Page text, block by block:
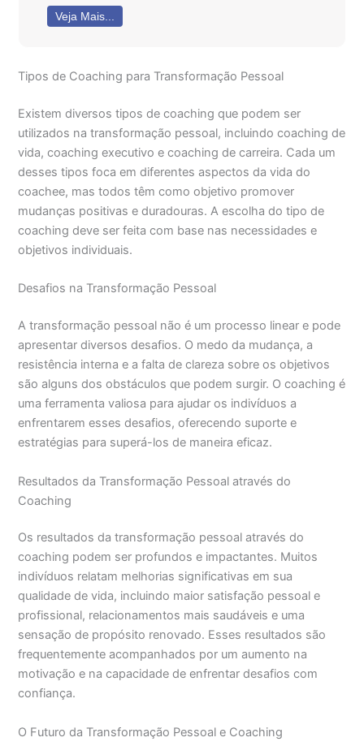
Veja Mais...
Tipos de Coaching para Transformação Pessoal
Existem diversos tipos de coaching que podem ser
utilizados na transformação pessoal, incluindo coaching de
vida, coaching executivo e coaching de carreira. Cada um
desses tipos foca em diferentes aspectos da vida do
coachee, mas todos têm como objetivo promover
mudanças positivas e duradouras. A escolha do tipo de
coaching deve ser feita com base nas necessidades e
objetivos individuais.
Desafios na Transformação Pessoal
A transformação pessoal não é um processo linear e pode
apresentar diversos desafios. O medo da mudança, a
resistência interna e a falta de clareza sobre os objetivos
são alguns dos obstáculos que podem surgir. O coaching é
uma ferramenta valiosa para ajudar os indivíduos a
enfrentarem esses desafios, oferecendo suporte e
estratégias para superá-los de maneira eficaz.
Resultados da Transformação Pessoal através do
Coaching
Os resultados da transformação pessoal através do
coaching podem ser profundos e impactantes. Muitos
indivíduos relatam melhorias significativas em sua
qualidade de vida, incluindo maior satisfação pessoal e
profissional, relacionamentos mais saudáveis e uma
sensação de propósito renovado. Esses resultados são
frequentemente acompanhados por um aumento na
motivação e na capacidade de enfrentar desafios com
confiança.
O Futuro da Transformação Pessoal e Coaching